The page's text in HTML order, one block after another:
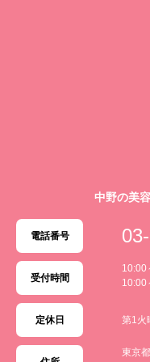
中野の美
電話番号
受付時間
10:00
10:00
定休日 第1火
東京